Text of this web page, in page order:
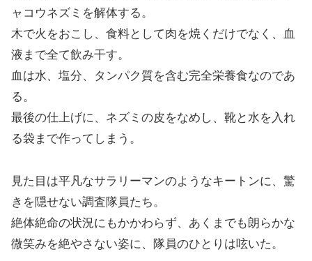
ャコウネズミを解体する。
木で火をおこし、食料として肉を焼くだけでなく、血
液まで全て飲み干す。
血は水、塩分、タンパク質を含む完全栄養食なのであ
る。
最後の仕上げに、ネズミの皮をなめし、靴と水を入れ
る袋まで作ってしまう。
見た目は平凡なサラリーマンのようなキートンに、驚
きを隠せない調査隊員たち。
絶体絶命の状況にもかかわらず、あくまでも朗らかな
微笑みを絶やさない姿に、隊員のひとりは呟いた。